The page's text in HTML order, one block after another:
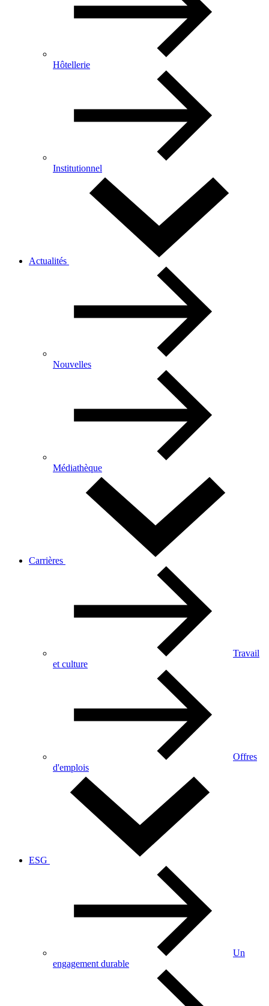
Hôtellerie
Institutionnel
Actualités
Nouvelles
Médiathèque
Carrières
Travail
et culture
Offres
d'emplois
ESG
Un
engagement durable